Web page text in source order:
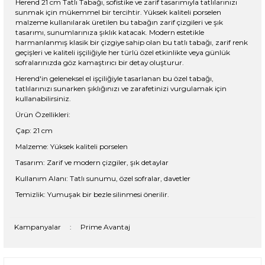
Herend 21 cm Tatlı Tabağı, sofistike ve zarif tasarımıyla tatlılarınızı
sunmak için mükemmel bir tercihtir. Yüksek kaliteli porselen
malzeme kullanılarak üretilen bu tabağın zarif çizgileri ve şık
tasarımı, sunumlarınıza şıklık katacak. Modern estetikle
harmanlanmış klasik bir çizgiye sahip olan bu tatlı tabağı, zarif renk
geçişleri ve kaliteli işçiliğiyle her türlü özel etkinlikte veya günlük
sofralarınızda göz kamaştırıcı bir detay oluşturur.
Herend'in geleneksel el işçiliğiyle tasarlanan bu özel tabağı,
tatlılarınızı sunarken şıklığınızı ve zarafetinizi vurgulamak için
kullanabilirsiniz.
Ürün Özellikleri:
Çap: 21 cm
Malzeme: Yüksek kaliteli porselen
Tasarım: Zarif ve modern çizgiler, şık detaylar
Kullanım Alanı: Tatlı sunumu, özel sofralar, davetler
Temizlik: Yumuşak bir bezle silinmesi önerilir.
Kampanyalar : Prime Avantaj